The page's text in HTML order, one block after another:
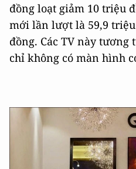
đồng loạt giảm 10 triệu
mới lần lượt là 59,9
đồng. Các TV này tương
chỉ không có màn hình